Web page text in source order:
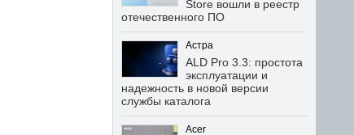
Store вошли в реестр
отечественного ПО
Астра
ALD Pro 3.3: простота
эксплуатации и
надежность в новой версии
службы каталога
Acer